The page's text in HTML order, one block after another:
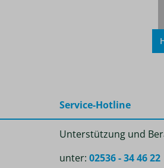
Service-Hotline
Unterstützung und
unter: 02536 - 34 46 22